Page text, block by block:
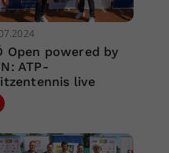
Open powered by
ATP-
live